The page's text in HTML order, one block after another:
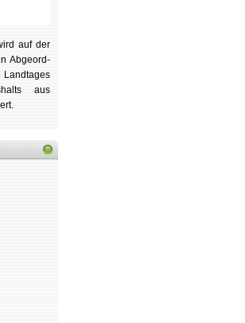
auf der
Ab­ge­ord­
Land­tages
aus